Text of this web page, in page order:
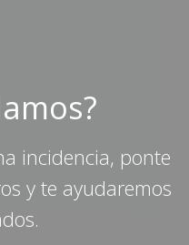
incidencia, ponte
y te ayudaremos